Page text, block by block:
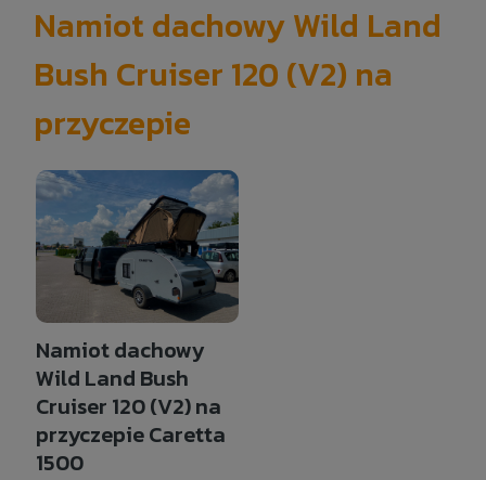
Namiot dachowy Wild Land
Bush Cruiser 120 (V2) na
przyczepie
Namiot dachowy
Wild Land Bush
Cruiser 120 (V2) na
przyczepie Caretta
1500